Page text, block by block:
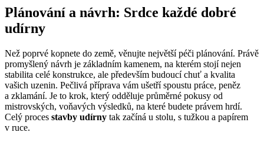
Plánování a návrh: Srdce každé dobré
udírny
Než poprvé kopnete do země, věnujte největší péči plánování. Právě
promyšlený návrh je základním kamenem, na kterém stojí nejen
stabilita celé konstrukce, ale především budoucí chuť a kvalita
vašich uzenin. Pečlivá příprava vám ušetří spoustu práce, peněz
a zklamání. Je to krok, který odděluje průměrné pokusy od
mistrovských, voňavých výsledků, na které budete právem hrdí.
Celý proces stavby udírny tak začíná u stolu, s tužkou a papírem
v ruce.